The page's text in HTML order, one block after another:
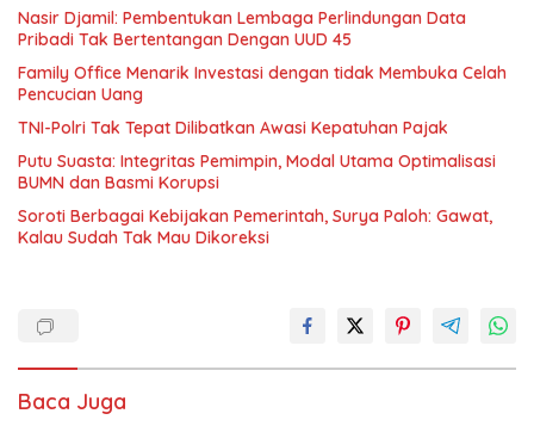
Nasir Djamil: Pembentukan Lembaga Perlindungan Data
Pribadi Tak Bertentangan Dengan UUD 45
Family Office Menarik Investasi dengan tidak Membuka Celah
Pencucian Uang
TNI-Polri Tak Tepat Dilibatkan Awasi Kepatuhan Pajak
Putu Suasta: Integritas Pemimpin, Modal Utama Optimalisasi
BUMN dan Basmi Korupsi
Soroti Berbagai Kebijakan Pemerintah, Surya Paloh: Gawat,
Kalau Sudah Tak Mau Dikoreksi
Baca Juga